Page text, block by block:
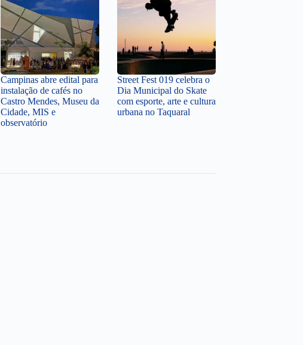
Campinas abre edital para
instalação de cafés no
Castro Mendes, Museu da
Cidade, MIS e
observatório
Street Fest 019 celebra o
Dia Municipal do Skate
com esporte, arte e cultura
urbana no Taquaral